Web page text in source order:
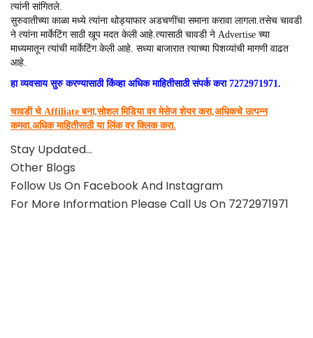
त्यांनी सांगितले.
सुरुवातीच्या काळा मध्ये त्यांना थोड्याफार अडचणींचा समाना करावा लागला.तसेच चावडी
ने त्यांना मार्केटिंग साठी खूप मदत केली आहे.त्यासाठी चावडी ने Advertise च्या
माध्यमातून त्यांची मार्केटिंग केली आहे. सध्या बाजारात त्याच्या पिशव्यांची मागणी वाढत
आहे.
हा व्यवसाय सुरु करण्यासाठी किंव्हा अधिक माहितीसाठी संपर्क करा 7272971971.
चावडी चे Affiliate बना,सोशल मिडिया वर मेसेज शेयर करा,अधिकचे उत्पन्न
कमवा.अधिक माहितीसाठी या लिंक वर क्लिक करा.
Stay Updated…
Other Blogs
Follow Us On FacebookAnd Instagram
For More Information Please Call Us On 7272971971